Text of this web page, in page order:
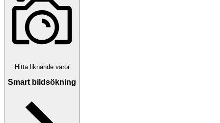
Hitta liknande varor
Smart bildsökning